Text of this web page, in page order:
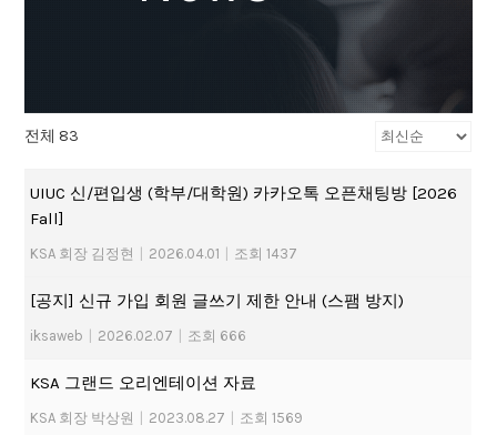
전체 83
UIUC 신/편입생 (학부/대학원) 카카오톡 오픈채팅방 [2026
Fall]
KSA 회장 김정현 2026.04.01 조회 1437
[공지] 신규 가입 회원 글쓰기 제한 안내 (스팸 방지)
iksaweb 2026.02.07 조회 666
KSA 그랜드 오리엔테이션 자료
KSA 회장 박상원 2023.08.27 조회 1569